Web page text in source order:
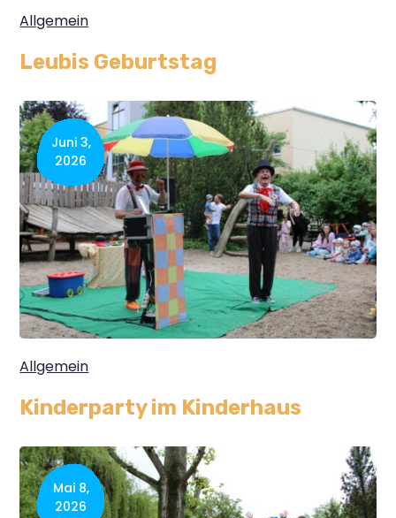
Leubis Geburtstag
Allgemein
Juni 3,
2026
Kinderparty im Kinderhaus
Allgemein
Mai 8,
2026